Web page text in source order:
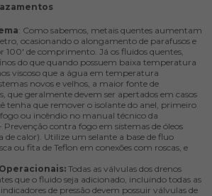
: Como sabemos, metais quentes aumentam
ocasionando o alongamento de parafusos e
100′ de comprimento. Já os fluidos quentes,
do que quando possuem baixa temperatura
viscoso que a água em temperatura
novos e velhos, a maior fonte de
que geralmente devem ser apertados em casos
tenha que remover o isolante do anel, primeiro
fogo ou incêndio no manual técnico da
contra fogo em sistemas de óleos
de calor). Utilize um selante a base de fluo
ou fita de Teflon em conexões com roscas, e
Todas as válvulas dos drenos
que o fluido seja adicionado, incluindo todas as
de pressão devem possuir válvulas de